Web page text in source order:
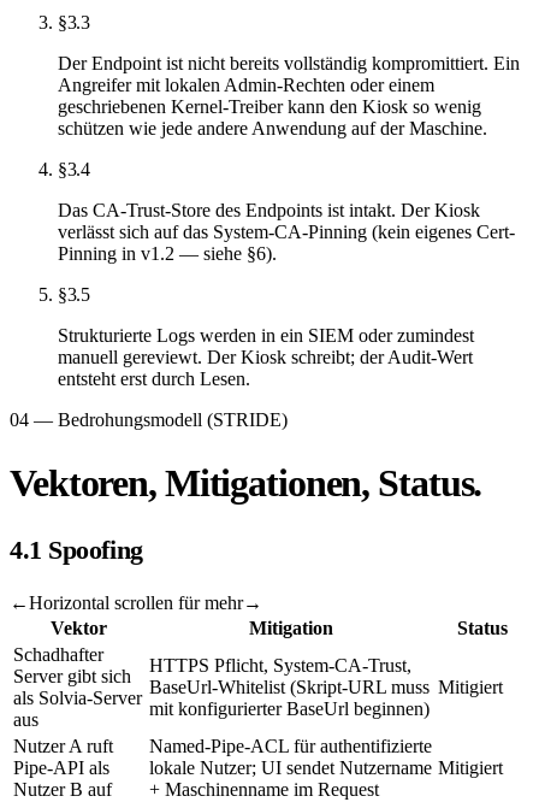
§3.3
Der Endpoint ist nicht bereits vollständig kompromittiert. Ein
Angreifer mit lokalen Admin-Rechten oder einem
geschriebenen Kernel-Treiber kann den Kiosk so wenig
schützen wie jede andere Anwendung auf der Maschine.
§3.4
Das CA-Trust-Store des Endpoints ist intakt. Der Kiosk
verlässt sich auf das System-CA-Pinning (kein eigenes Cert-
Pinning in v1.2 — siehe §6).
§3.5
Strukturierte Logs werden in ein SIEM oder zumindest
manuell gereviewt. Der Kiosk schreibt; der Audit-Wert
entsteht erst durch Lesen.
04 — Bedrohungsmodell (STRIDE)
Vektoren, Mitigationen, Status.
4.1 Spoofing
←Horizontal scrollen für mehr→
Vektor
Mitigation
Status
Schadhafter
Server gibt sich
als Solvia-Server
aus
HTTPS Pflicht, System-CA-Trust,
BaseUrl-Whitelist (Skript-URL muss
mit konfigurierter BaseUrl beginnen)
Mitigiert
Nutzer A ruft
Pipe-API als
Nutzer B auf
Named-Pipe-ACL für authentifizierte
lokale Nutzer; UI sendet Nutzername
+ Maschinenname im Request
Mitigiert